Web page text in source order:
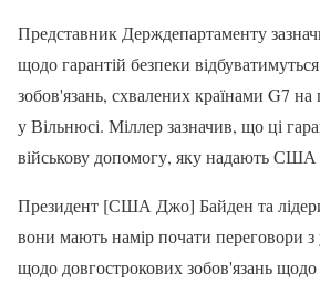
Представник Держдепартаменту
щодо гарантій безпеки
зобов'язань, схвалених країнами G7
у Вільнюсі. Міллер зазначив, що ці
військову допомогу, яку надають США
Президент [США Джо] Байден та
вони мають намір почати переговори
щодо довгострокових зобов'язань